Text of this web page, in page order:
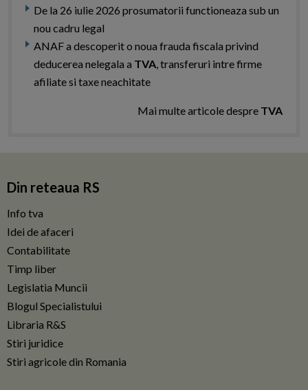
De la 26 iulie 2026 prosumatorii functioneaza sub un
nou cadru legal
ANAF a descoperit o noua frauda fiscala privind
deducerea nelegala a TVA, transferuri intre firme
afiliate si taxe neachitate
Mai multe articole despre TVA
Din reteaua RS
Info tva
Idei de afaceri
Contabilitate
Timp liber
Legislatia Muncii
Blogul Specialistului
Libraria R&S
Stiri juridice
Stiri agricole din Romania